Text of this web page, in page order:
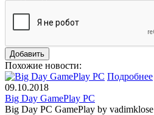
Похожие новости:
Подробнее
09.10.2018
Big Day GamePlay PC
Big Day PC GamePlay by vadimklose